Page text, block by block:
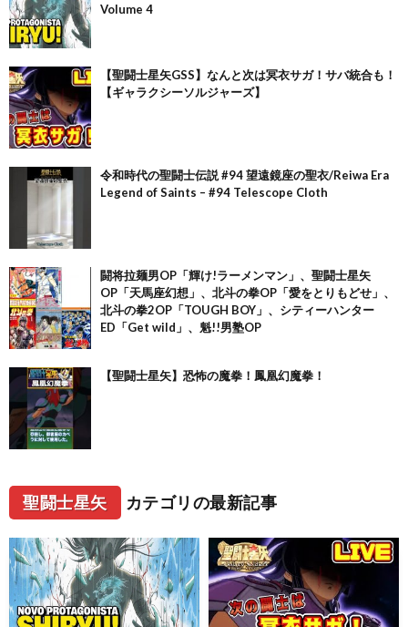
Volume 4
【聖闘士星矢GSS】なんと次は冥衣サガ！サバ統合も！
【ギャラクシーソルジャーズ】
令和時代の聖闘士伝説 #94 望遠鏡座の聖衣/Reiwa Era
Legend of Saints – #94 Telescope Cloth
闘将拉麺男OP「輝け!ラーメンマン」、聖闘士星矢
OP「天馬座幻想」、北斗の拳OP「愛をとりもどせ」、
北斗の拳2OP「TOUGH BOY」、シティーハンター
ED「Get wild」、魁!!男塾OP
【聖闘士星矢】恐怖の魔拳！鳳凰幻魔拳！
聖闘士星矢 カテゴリの最新記事